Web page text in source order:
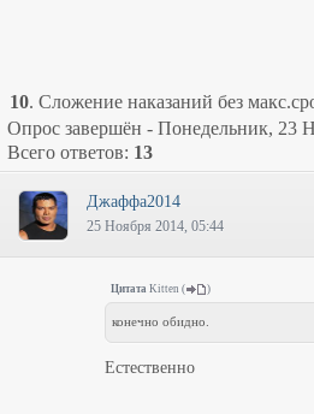
10. Сложение наказаний без
Опрос завершён - Понедельник, 23
Всего ответов: 13
Джаффа2014
25 Ноября 2014, 05:44
Цитата Kitten ( )
конечно обидно.
Естественно